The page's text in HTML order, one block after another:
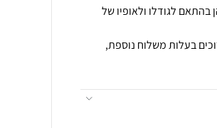
בהתאם לגודלו ולאופיו של
בעלות משלוח נוספת,